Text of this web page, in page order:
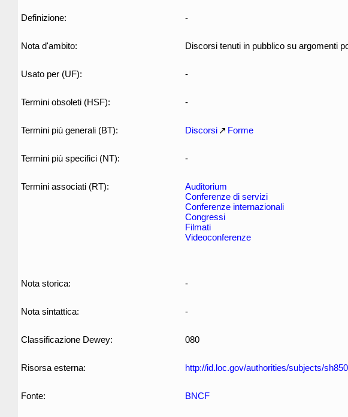
Definizione: -
Nota d'ambito: Discorsi tenuti in pubblico su argomenti
Usato per (UF): -
Termini obsoleti (HSF): -
Termini più generali (BT): Discorsi Forme
Termini più specifici (NT): -
Termini associati (RT):
Auditorium
Conferenze di servizi
Conferenze internazionali
Congressi
Filmati
Videoconferenze
Nota storica: -
Nota sintattica: -
Classificazione Dewey: 080
Risorsa esterna: http://id.loc.gov/authorities/subjects/
Fonte: BNCF